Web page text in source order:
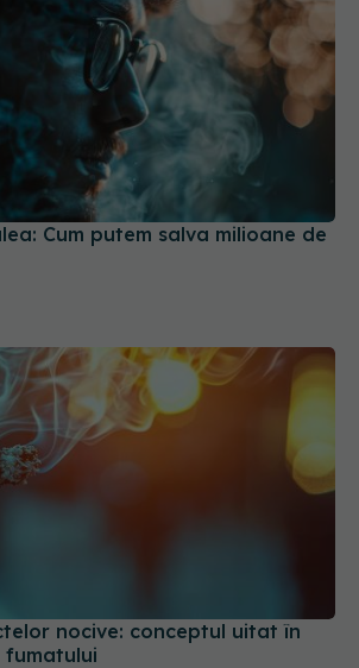
Cum putem salva milioane de
nocive: conceptul uitat în